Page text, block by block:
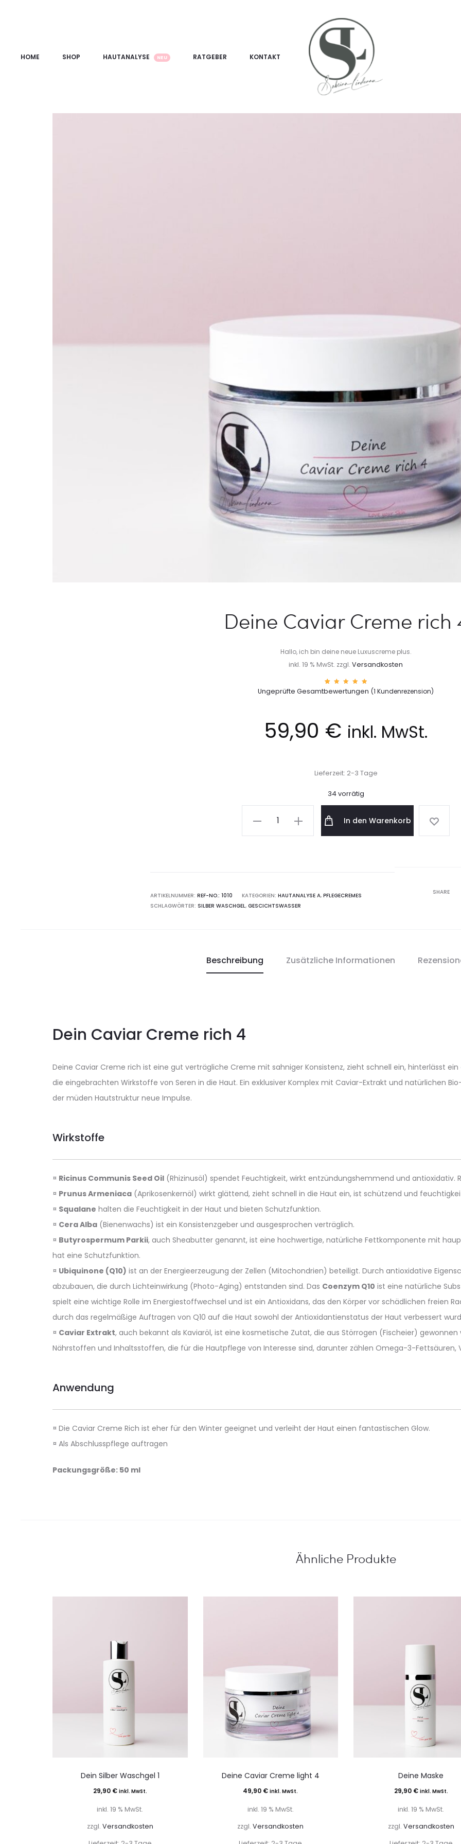
HOME SHOP HAUTANALYSE NEU RATGEBER KONTAKT
Deine Caviar Creme rich
Hallo, ich bin deine neue Luxuscreme plus.
inkl. 19 % MwSt. zzgl. Versandkosten
Bewerte
t mit
1
bewertu
ng
Ungeprüfte Gesamtbewertungen (1 Kundenrezension)
59,90 € inkl. MwSt.
Lieferzeit: 2-3 Tage
34 vorrätig
In den Warenkorb
e
ARTIKELNUMMER: REF-NO.: 1010 KATEGORIEN: HAUTANALYSE A, PFLEGECREMES
SCHLAGWÖRTER: SILBER WASCHGEL, GESCICHTSWASSER
SHARE
Beschreibung Zusätzliche Informationen
Dein Caviar Creme rich 4
Deine Caviar Creme rich ist eine gut verträgliche Creme mit sahniger Konsistenz, zieht schnell ein, hinterlässt
die eingebrachten Wirkstoffe von Seren in die Haut. Ein exklusiver Komplex mit Caviar-Extrakt und natürlichen
der müden Hautstruktur neue Impulse.
Wirkstoffe
¤ Ricinus Communis Seed Oil (Rhizinusöl) spendet Feuchtigkeit, wirkt entzündungshemmend und antioxidativ.
¤ Prunus Armeniaca (Aprikosenkernöl) wirkt glättend, zieht schnell in die Haut ein, ist schützend und
¤ Squalane halten die Feuchtigkeit in der Haut und bieten Schutzfunktion.
¤ Cera Alba (Bienenwachs) ist ein Konsistenzgeber und ausgesprochen verträglich.
¤ Butyrospermum Parkii, auch Sheabutter genannt, ist eine hochwertige, natürliche Fettkomponente mit
hat eine Schutzfunktion.
¤ Ubiquinone (Q10) ist an der Energieerzeugung der Zellen (Mitochondrien) beteiligt. Durch antioxidative
abzubauen, die durch Lichteinwirkung (Photo-Aging) entstanden sind. Das Coenzym Q10 ist eine natürliche
spielt eine wichtige Rolle im Energiestoffwechsel und ist ein Antioxidans, das den Körper vor schädlichen freien
durch das regelmäßige Auftragen von Q10 auf die Haut sowohl der Antioxidantienstatus der Haut verbessert
¤ Caviar Extrakt, auch bekannt als Kaviaröl, ist eine kosmetische Zutat, die aus Störrogen (Fischeier)
Nährstoffen und Inhaltsstoffen, die für die Hautpflege von Interesse sind, darunter zählen Omega-3-Fettsäuren,
Anwendung
¤ Die Caviar Creme Rich ist eher für den Winter geeignet und verleiht der Haut einen fantastischen Glow.
¤ Als Abschlusspflege auftragen
Packungsgröße: 50 ml
Ähnliche Produkte
Dein Silber Waschgel 1
29,90 € inkl. MwSt.
inkl. 19 % MwSt.
zzgl. Versandkosten
Deine Caviar Creme light 4
49,90 € inkl. MwSt.
inkl. 19 % MwSt.
zzgl.Versandkosten
Deine Maske
29,90 € inkl. MwSt.
inkl. 19 % MwSt.
zzgl. Versandkosten